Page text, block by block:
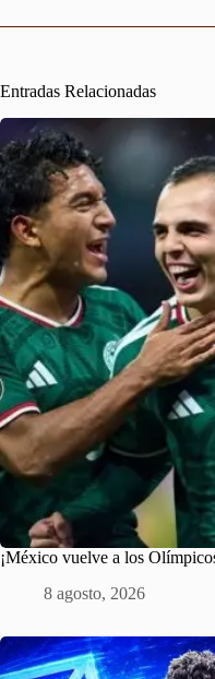
Entradas Relacionadas
¡México vuelve a los
8 agosto, 2026